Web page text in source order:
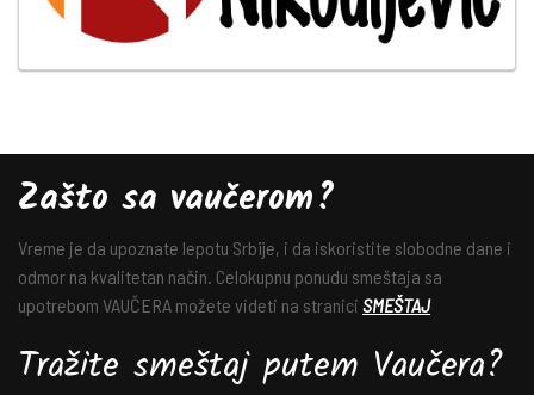
Zašto sa vaučerom?
Vreme je da upoznate lepotu Srbije, i da iskoristite slobodne dane i
odmor na kvalitetan način. Celokupnu ponudu smeštaja sa
upotrebom VAUČERA možete videti na stranici SMEŠTAJ
Tražite smeštaj putem Vaučera?